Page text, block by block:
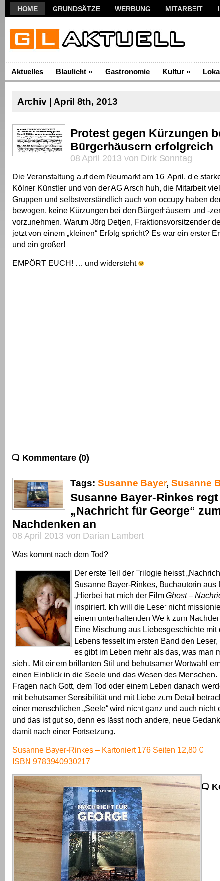
HOME GRUNDSÄTZE WERBUNG MITARBEIT
Aktuelles Blaulicht » Gastronomie Kultur »
Archiv | April 8th, 2013
Protest gegen Kürzungen
Bürgerhäusern erfolgreich
08 April 2013 von Dirk Sonntag
Die Veranstaltung auf dem Neumarkt am 16. April, die
Kölner Künstler und von der AG Arsch huh, die Mitarbeit
Gruppen und selbstverständlich auch von occupy haben
bewogen, keine Kürzungen bei den Bürgerhäusern und -
vorzunehmen. Warum Jörg Detjen, Fraktionsvorsitzender
jetzt von einem „kleinen“ Erfolg spricht? Es war ein erster
und ein großer!
EMPÖRT EUCH! … und widersteht
Kommentare (0)
Tags: Susanne Bayer, Susanne
Susanne Bayer-Rinkes
„Nachricht für George“
Nachdenken an
08 April 2013 von Darian Lambert
Was kommt nach dem Tod?
Der erste Teil der Trilogie heisst
Susanne Bayer-Rinkes, Buchautorin aus
„Hierbei hat mich der Film Ghost –
inspiriert. Ich will die Leser nicht
einem unterhaltenden Werk zum
Eine Mischung aus Liebesgeschichte mit
Lebens fesselt im ersten Band den
es gibt im Leben mehr als das, was man
sieht. Mit einem brillanten Stil und behutsamer Wortwahl
einen Einblick in die Seele und das Wesen des
Fragen nach Gott, dem Tod oder einem Leben danach
mit behutsamer Sensibilität und mit Liebe zum Detail
einer menschlichen „Seele“ wird nicht ganz und auch nicht
und das ist gut so, denn es lässt noch andere, neue
damit nach einer Fortsetzung.
Susanne Bayer-Rinkes – Kartoniert 176 Seiten 12,80 €
ISBN 9783940930217